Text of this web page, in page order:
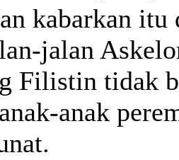
kabarkan
jalan
Filistin tidak
anak